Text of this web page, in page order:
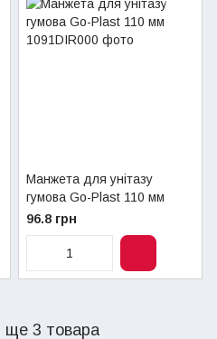
Манжета для унітазу
гумова Go-Plast 110 мм
96.8 грн
ще 3 товара